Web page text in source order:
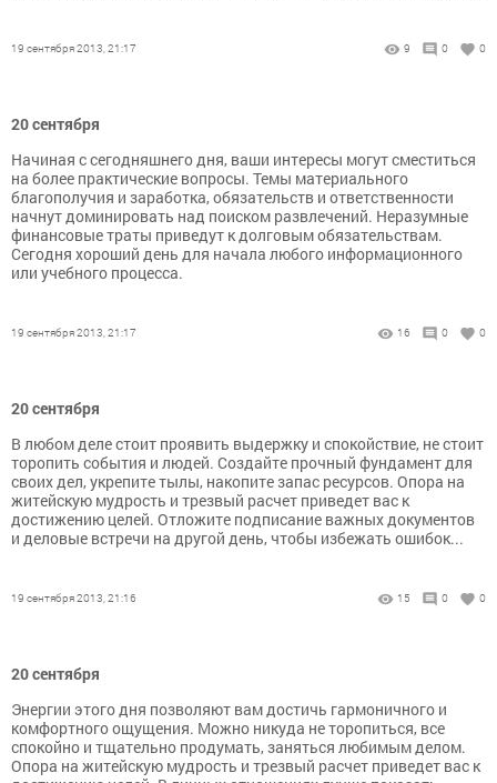
19 сентября 2013, 21:17 9 0 0
20 сентября
Начиная с сегодняшнего дня, ваши интересы могут сместиться
на более практические вопросы. Темы материального
благополучия и заработка, обязательств и ответственности
начнут доминировать над поиском развлечений. Неразумные
финансовые траты приведут к долговым обязательствам.
Сегодня хороший день для начала любого информационного
или учебного процесса.
19 сентября 2013, 21:17 16 0 0
20 сентября
В любом деле стоит проявить выдержку и спокойствие, не стоит
торопить события и людей. Создайте прочный фундамент для
своих дел, укрепите тылы, накопите запас ресурсов. Опора на
житейскую мудрость и трезвый расчет приведет вас к
достижению целей. Отложите подписание важных документов
и деловые встречи на другой день, чтобы избежать ошибок...
19 сентября 2013, 21:16 15 0 0
20 сентября
Энергии этого дня позволяют вам достичь гармоничного и
комфортного ощущения. Можно никуда не торопиться, все
спокойно и тщательно продумать, заняться любимым делом.
Опора на житейскую мудрость и трезвый расчет приведет вас к